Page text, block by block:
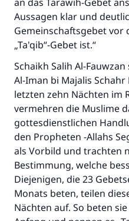
Aussagen klar und
Gemeinschaftsgebet vor
„Ta'qib“-Gebet ist.“
Schaikh Salih Al-
Al-Iman bi Majalis Schahr
letzten zehn Nächten im
vermehren die Muslime
gottesdienstlichen
den Propheten -Allahs
als Vorbild und trachten
Bestimmung, welche
Diejenigen, die 23
Monats beten, teilen
Nächten auf. So beten